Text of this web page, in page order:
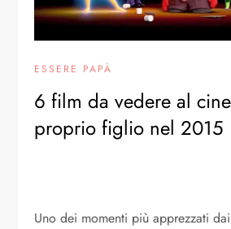
ESSERE PAPÀ
6 film da vedere al
proprio figlio nel 2015
Uno dei momenti più apprezzati